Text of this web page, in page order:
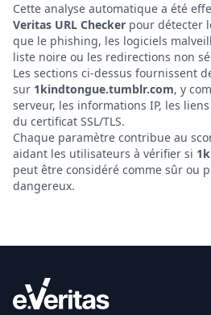
Cette analyse automatique a été
Veritas URL Checker pour détecter
que le phishing, les logiciels
liste noire ou les redirections non
Les sections ci-dessus fournissent
sur 1kindtongue.tumblr.com, y
serveur, les informations IP, les
du certificat SSL/TLS.
Chaque paramètre contribue au
aidant les utilisateurs à vérifier si
peut être considéré comme sûr ou
dangereux.